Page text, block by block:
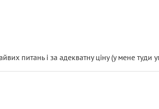
питань і за адекватну ціну (у мене туди